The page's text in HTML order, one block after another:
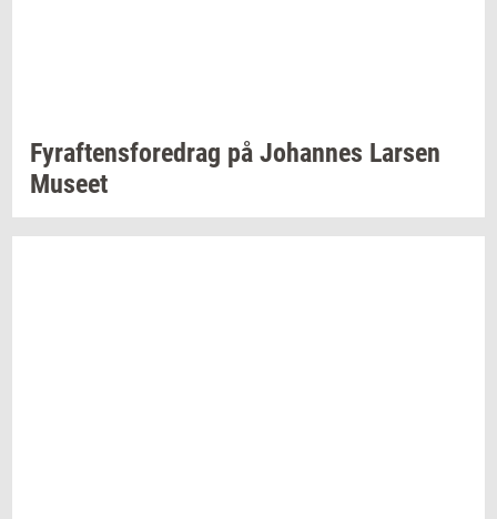
Fyraf­tens­fored­rag på Jo­han­nes Lar­sen
Mu­se­et